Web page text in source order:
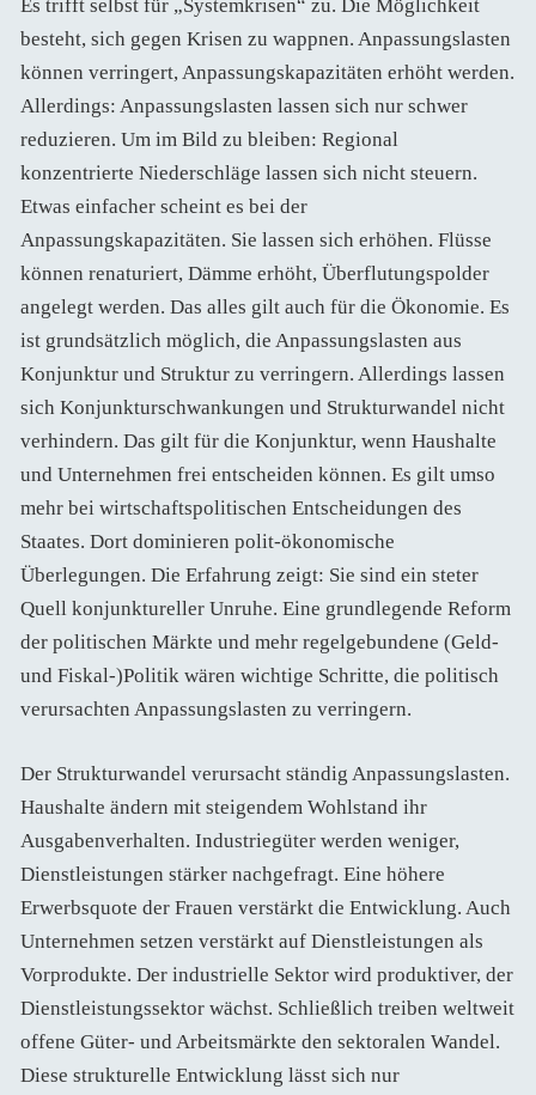
Es trifft selbst für „Systemkrisen“ zu. Die Möglichkeit
besteht, sich gegen Krisen zu wappnen. Anpassungslasten
können verringert, Anpassungskapazitäten erhöht werden.
Allerdings: Anpassungslasten lassen sich nur schwer
reduzieren. Um im Bild zu bleiben: Regional
konzentrierte Niederschläge lassen sich nicht steuern.
Etwas einfacher scheint es bei der
Anpassungskapazitäten. Sie lassen sich erhöhen. Flüsse
können renaturiert, Dämme erhöht, Überflutungspolder
angelegt werden. Das alles gilt auch für die Ökonomie. Es
ist grundsätzlich möglich, die Anpassungslasten aus
Konjunktur und Struktur zu verringern. Allerdings lassen
sich Konjunkturschwankungen und Strukturwandel nicht
verhindern. Das gilt für die Konjunktur, wenn Haushalte
und Unternehmen frei entscheiden können. Es gilt umso
mehr bei wirtschaftspolitischen Entscheidungen des
Staates. Dort dominieren polit-ökonomische
Überlegungen. Die Erfahrung zeigt: Sie sind ein steter
Quell konjunktureller Unruhe. Eine grundlegende Reform
der politischen Märkte und mehr regelgebundene (Geld-
und Fiskal-)Politik wären wichtige Schritte, die politisch
verursachten Anpassungslasten zu verringern.
Der Strukturwandel verursacht ständig Anpassungslasten.
Haushalte ändern mit steigendem Wohlstand ihr
Ausgabenverhalten. Industriegüter werden weniger,
Dienstleistungen stärker nachgefragt. Eine höhere
Erwerbsquote der Frauen verstärkt die Entwicklung. Auch
Unternehmen setzen verstärkt auf Dienstleistungen als
Vorprodukte. Der industrielle Sektor wird produktiver, der
Dienstleistungssektor wächst. Schließlich treiben weltweit
offene Güter- und Arbeitsmärkte den sektoralen Wandel.
Diese strukturelle Entwicklung lässt sich nur